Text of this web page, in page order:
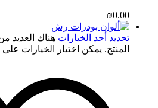
₪0.00
تحديد أحد الخيارات هناك العديد
المنتج. يمكن اختيار الخيارات